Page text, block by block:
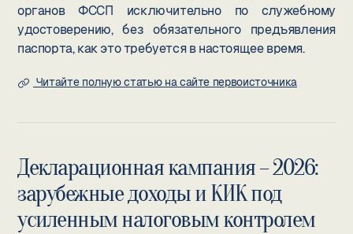
органов ФССП исключительно по служебному
удостоверению, без обязательного предъявления
паспорта, как это требуется в настоящее время.
Читайте полную статью на сайте первоисточника
Декларационная кампания – 2026:
зарубежные доходы и КИК под
усиленным налоговым контролем